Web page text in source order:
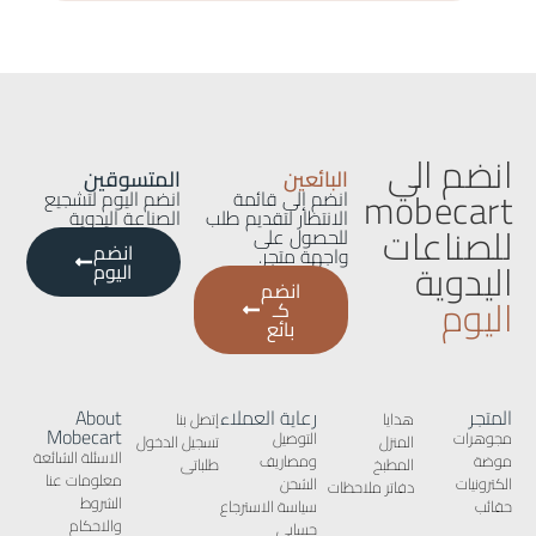
انضم الي
mobecart
للصناعات
اليدوية
اليوم
البائعين
انضم إلى قائمة
الانتظار لتقديم طلب
للحصول على
واجهة متجر.
انضم
كـ
بائع
المتسوقين
انضم اليوم لتشجيع
الصناعة اليدوية
انضم
اليوم
المتجر
مجوهرات
موضة
الكترونيات
حقائب
هدايا
المنزل
المطبخ
دفاتر ملاحظات
رعاية العملاء
التوصيل
ومصاريف
الشحن
سياسة الاسترجاع
حسابى
إتصل بنا
تسجيل الدخول
طلباتى
About
Mobecart
الاسئلة الشائعة
معلومات عنا
الشروط
والاحكام